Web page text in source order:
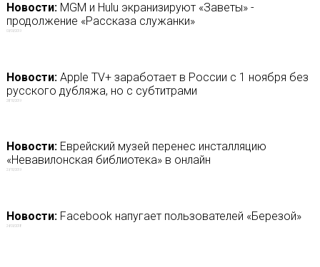
Новости:МGM и Hulu экранизируют «Заветы» -
продолжение «Рассказа служанки»
09/09/2019
Новости:Apple TV+ заработает в России с 1 ноября без
русского дубляжа, но с субтитрами
28/10/2019
Новости:Еврейский музей перенес инсталляцию
«Невавилонская библиотека» в онлайн
29/10/2019
Новости:Facebook напугает пользователей «Березой»
24/09/2018